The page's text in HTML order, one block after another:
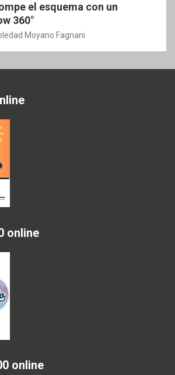
el esquema con un
360°
Moyano Fagnani
online
online